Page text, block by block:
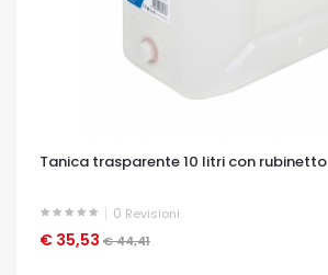
Tanica trasparente 10 litri con rubinetto
0 Revisioni
€ 35,53 € 44,41
OCCHIATA VELOCE